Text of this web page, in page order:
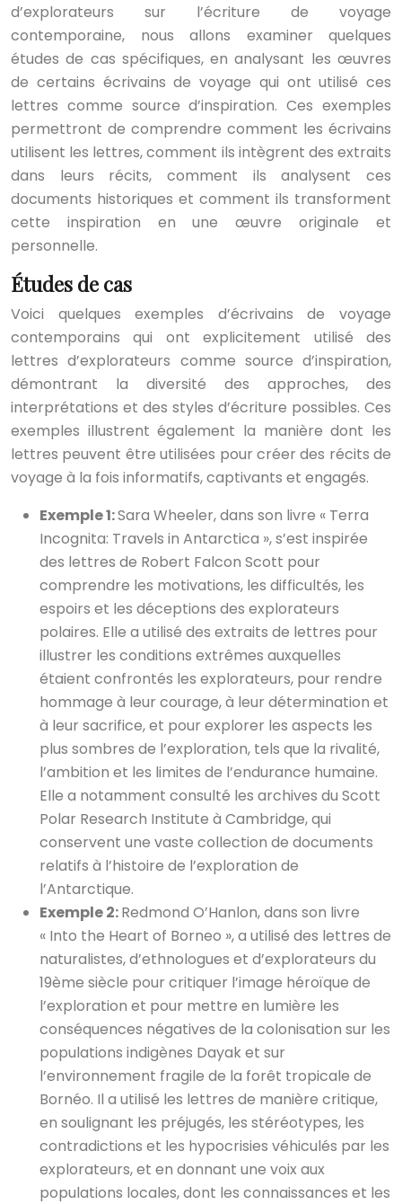
d’explorateurs sur l’écriture de voyage
contemporaine, nous allons examiner quelques
études de cas spécifiques, en analysant les œuvres
de certains écrivains de voyage qui ont utilisé ces
lettres comme source d’inspiration. Ces exemples
permettront de comprendre comment les écrivains
utilisent les lettres, comment ils intègrent des extraits
dans leurs récits, comment ils analysent ces
documents historiques et comment ils transforment
cette inspiration en une œuvre originale et
personnelle.
Études de cas
Voici quelques exemples d’écrivains de voyage
contemporains qui ont explicitement utilisé des
lettres d’explorateurs comme source d’inspiration,
démontrant la diversité des approches, des
interprétations et des styles d’écriture possibles. Ces
exemples illustrent également la manière dont les
lettres peuvent être utilisées pour créer des récits de
voyage à la fois informatifs, captivants et engagés.
Exemple 1:Sara Wheeler, dans son livre « Terra
Incognita: Travels in Antarctica », s’est inspirée
des lettres de Robert Falcon Scott pour
comprendre les motivations, les difficultés, les
espoirs et les déceptions des explorateurs
polaires. Elle a utilisé des extraits de lettres pour
illustrer les conditions extrêmes auxquelles
étaient confrontés les explorateurs, pour rendre
hommage à leur courage, à leur détermination et
à leur sacrifice, et pour explorer les aspects les
plus sombres de l’exploration, tels que la rivalité,
l’ambition et les limites de l’endurance humaine.
Elle a notamment consulté les archives du Scott
Polar Research Institute à Cambridge, qui
conservent une vaste collection de documents
relatifs à l’histoire de l’exploration de
l’Antarctique.
Exemple 2:Redmond O’Hanlon, dans son livre
« Into the Heart of Borneo », a utilisé des lettres de
naturalistes, d’ethnologues et d’explorateurs du
19ème siècle pour critiquer l’image héroïque de
l’exploration et pour mettre en lumière les
conséquences négatives de la colonisation sur les
populations indigènes Dayak et sur
l’environnement fragile de la forêt tropicale de
Bornéo. Il a utilisé les lettres de manière critique,
en soulignant les préjugés, les stéréotypes, les
contradictions et les hypocrisies véhiculés par les
explorateurs, et en donnant une voix aux
populations locales, dont les connaissances et les